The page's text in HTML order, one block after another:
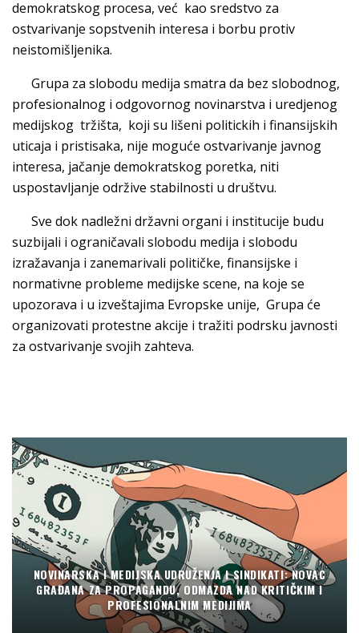
demokratskog procesa, već kao sredstvo za
ostvarivanje sopstvenih interesa i borbu protiv
neistomišljenika.
Grupa za slobodu medija smatra da bez slobodnog,
profesionalnog i odgovornog novinarstva i uredjenog
medijskog tržišta, koji su lišeni politickih i finansijskih
uticaja i pristisaka, nije moguće ostvarivanje javnog
interesa, jačanje demokratskog poretka, niti
uspostavljanje održive stabilnosti u društvu.
Sve dok nadležni državni organi i institucije budu
suzbijali i ograničavali slobodu medija i slobodu
izražavanja i zanemarivali političke, finansijske i
normativne probleme medijske scene, na koje se
upozorava i u izveštajima Evropske unije, Grupa će
organizovati protestne akcije i tražiti podrsku javnosti
za ostvarivanje svojih zahteva.
NOVINARSKA I MEDIJSKA UDRUŽENJA I SINDIKATI: NOVAC
GRAĐANA ZA PROPAGANDU, ODMAZDA NAD KRITIČKIM I
PROFESIONALNIM MEDIJIMA